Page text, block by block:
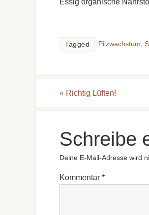
Tagged Pilz­wachs­tum
« Richtig Lüften!
Schreibe
Deine E-Mail-Adresse wird
Kommentar *